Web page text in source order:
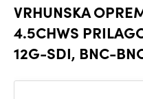
VRHUNSKA
4.5CHWS
12G-SDI, BNC-